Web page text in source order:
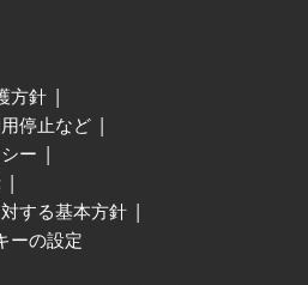
方針
停止など
ー
する基本方針
ーの設定